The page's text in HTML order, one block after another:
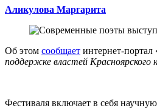
Аликулова Маргарита
Об этом сообщает интернет-портал
поддержке властей Красноярского
Фестиваля включает в себя